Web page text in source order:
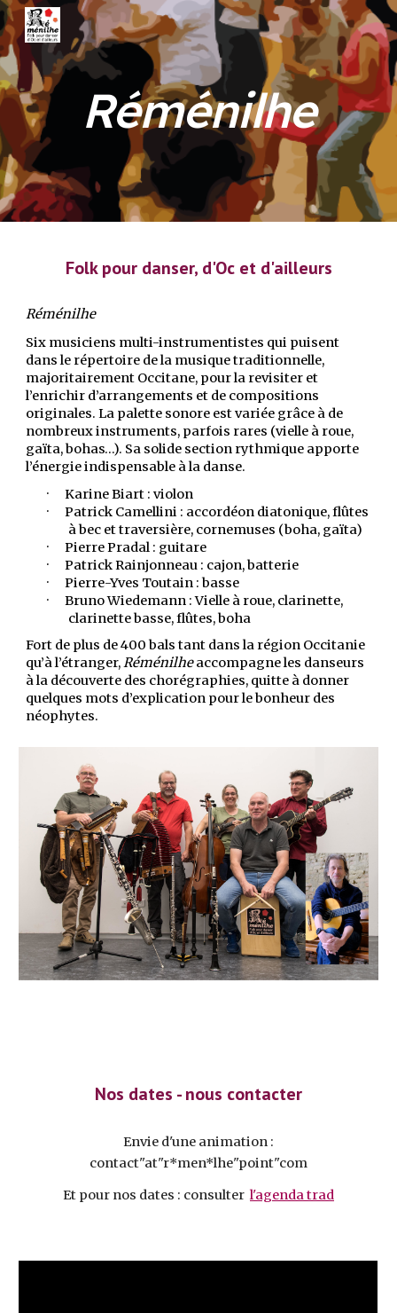
Skip to main content Skip to navigation
Réménilhe
Folk pour danser, d'Oc et d'ailleurs
Réménilhe
Six musiciens multi-instrumentistes qui puisent
dans le répertoire de la musique traditionnelle,
majoritairement Occitane, pour la revisiter et
l’enrichir d’arrangements et de compositions
originales. La palette sonore est variée grâce à de
nombreux instruments, parfois rares (vielle à roue,
gaïta, bohas…). Sa solide section rythmique apporte
l’énergie indispensable à la danse.
·
Karine Biart : violon
·
Patrick Camellini : accordéon diatonique, flûtes
à bec et traversière, cornemuses (boha, gaïta)
·
Pierre Pradal : guitare
·
Patrick Rainjonneau : cajon, batterie
·
Pierre-Yves Toutain : basse
·
Bruno Wiedemann : Vielle à roue, clarinette,
clarinette basse, flûtes, boha
Fort de plus de 400 bals tant dans la région Occitanie
qu’à l’étranger,Réménilheaccompagne les danseurs
à la découverte des chorégraphies, quitte à donner
quelques mots d’explication pour le bonheur des
néophytes.
Nos dates - nous contacter
Envie d'une animation :
contact"at"r*men*lhe"point"com
Et pour nos dates : consulterl'agenda trad